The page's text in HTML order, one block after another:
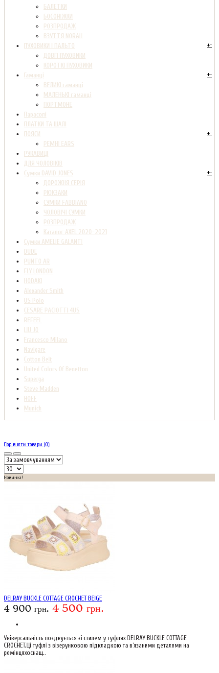
БАЛЕТКИ
БОСОНІЖКИ
РОЗПРОДАЖ
ВЗУТТЯ NORAH
ПУХОВИКИ І ПАЛЬТО
+-
ДОВГІ ПУХОВИКИ
КОРОТКІ ПУХОВИКИ
Гаманці
+-
ВЕЛИКІ гаманці
МАЛЕНЬКІ гаманці
ПОРТМОНЕ
Парасолі
ПЛАТКИ ТА ШАЛІ
ПОЯСИ
+-
РЕМНІ EARS
РУКАВИЦІ
ДЛЯ ЧОЛОВІКІВ
Сумки DAVID JONES
+-
ДОРОЖНЯ СЕРІЯ
РЮКЗАКИ
СУМКИ FABBIANO
ЧОЛОВІЧІ СУМКИ
РОЗПРОДАЖ
Каталог AXEL 2020-2021
Сумки AMELIE GALANTI
DUDE
PUNTO AR
FLY LONDON
HODAKI
Alexander Smith
US Polo
CESARE PACIOTTI 4US
REFEEL
LIU JO
Francesco Milano
Navigare
Cotton Belt
United Colors Of Benetton
Superga
Steve Madden
HOFF
Munich
Порівняти товари (0)
Новинка!
DELRAY BUCKLE COTTAGE CROCHET BEIGE
4 900 грн. 4 500 грн.
Універсальність поєднується зі стилем у туфлях DELRAY BUCKLE COTTAGE
CROCHET.Ці туфлі з візерунковою підкладкою та в’язаними деталями на
ремінцяхоснащ..